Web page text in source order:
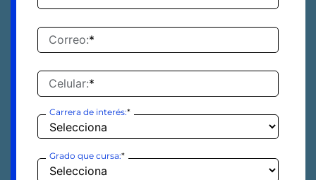
Correo:*
Celular:*
Carrera de interés:*
Grado que cursa:*